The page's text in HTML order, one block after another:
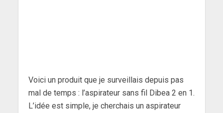
Voici un produit que je surveillais depuis pas
mal de temps : l’aspirateur sans fil Dibea 2 en 1.
L’idée est simple, je cherchais un aspirateur